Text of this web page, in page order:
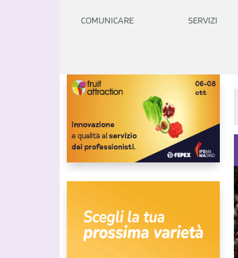
COMUNICARE SERVIZI